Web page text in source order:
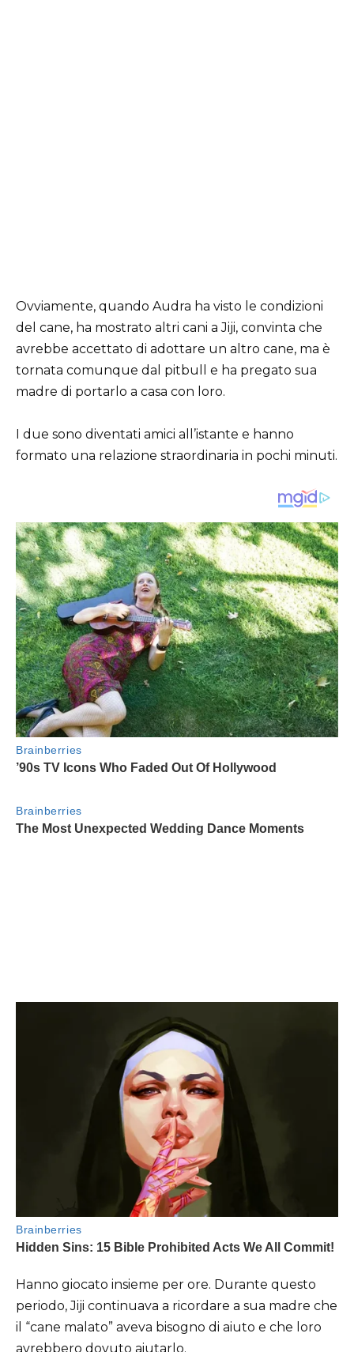
Ovviamente, quando Audra ha visto le condizioni
del cane, ha mostrato altri cani a Jiji, convinta che
avrebbe accettato di adottare un altro cane, ma è
tornata comunque dal pitbull e ha pregato sua
madre di portarlo a casa con loro.
I due sono diventati amici all’istante e hanno
formato una relazione straordinaria in pochi minuti.
Hanno giocato insieme per ore. Durante questo
periodo, Jiji continuava a ricordare a sua madre che
il “cane malato” aveva bisogno di aiuto e che loro
avrebbero dovuto aiutarlo.